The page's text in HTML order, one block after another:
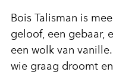
Bois Talisman is
geloof, een gebaar,
een wolk van
wie graag droomt